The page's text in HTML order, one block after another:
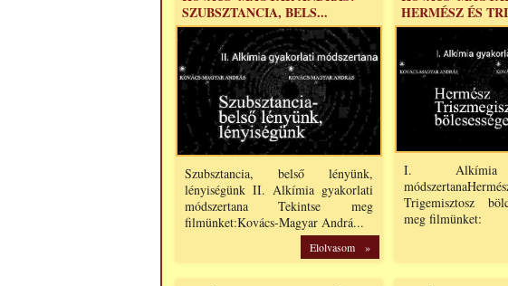
SZUBSZTANCIA, BELS...
Szubsztancia, belső lényünk,
lényiségünk II. Alkímia gyakorlati
módszertana Tekintse meg
filmünket:Kovács-Magyar Andrá...
Elolvasom »
HERMÉSZ ÉS
I. Alkímia
Trigemisztosz
meg filmünket: